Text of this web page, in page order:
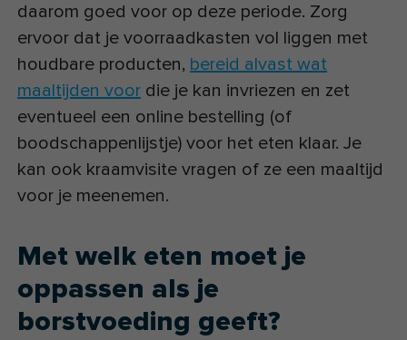
daarom goed voor op deze periode. Zorg
ervoor dat je voorraadkasten vol liggen met
houdbare producten, bereid alvast wat
maaltijden voor die je kan invriezen en zet
eventueel een online bestelling (of
boodschappenlijstje) voor het eten klaar. Je
kan ook kraamvisite vragen of ze een maaltijd
voor je meenemen.
Met welk eten moet je
oppassen als je
borstvoeding geeft?